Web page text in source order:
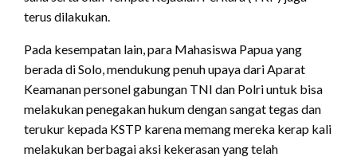
terus dilakukan.
Pada kesempatan lain, para Mahasiswa Papua yang
berada di Solo, mendukung penuh upaya dari Aparat
Keamanan personel gabungan TNI dan Polri untuk bisa
melakukan penegakan hukum dengan sangat tegas dan
terukur kepada KSTP karena memang mereka kerap kali
melakukan berbagai aksi kekerasan yang telah